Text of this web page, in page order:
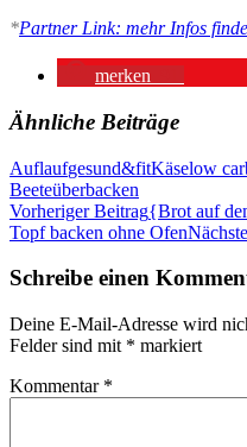
*Partner Link: mehr Infos
merken
Ähnliche Beiträge
Auflaufgesund&fitKäselow
Beeteüberbacken
Beitragsnavigation
Vorheriger Beitrag{Brot auf
Topf backen ohne Ofen
Schreibe einen
Deine E-Mail-Adresse wird
Felder sind mit * markiert
Kommentar *